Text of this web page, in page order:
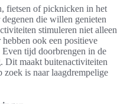
fietsen of picknicken in het
die willen genieten
stimuleren niet alleen
ook een positieve
tijd doorbrengen in de
Dit maakt buitenactiviteiten
is naar laagdrempelige